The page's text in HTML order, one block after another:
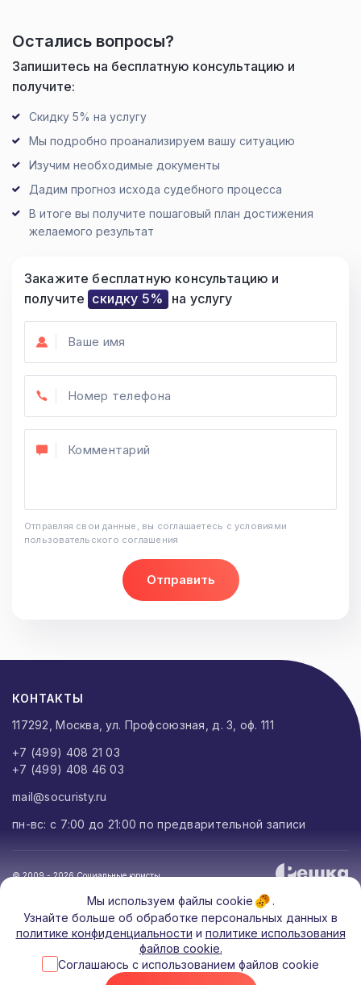
Остались вопросы?
Запишитесь на бесплатную консультацию и
получите:
Скидку 5% на услугу
Мы подробно проанализируем вашу ситуацию
Изучим необходимые документы
Дадим прогноз исхода судебного процесса
В итоге вы получите пошаговый план достижения
желаемого результат
Закажите бесплатную консультацию и
получите скидку 5% на услугу
Отправить
Отправляя свои данные, вы соглашаетесь с условиями
пользовательского соглашения
КОНТАКТЫ
117292, Москва, ул. Профсоюзная, д. 3, оф. 111
+7 (499) 408 21 03
+7 (499) 408 46 03
mail@socuristy.ru
пн-вс: с 7:00 до 21:00 по предварительной записи
© 2009 - 2026 Социальные юристы
Полная версия сайта
Мы используем файлы cookie .
Узнайте больше об обработке персональных данных в
политике конфиденциальности и политике использования
файлов cookie.
Соглашаюсь с использованием файлов cookie